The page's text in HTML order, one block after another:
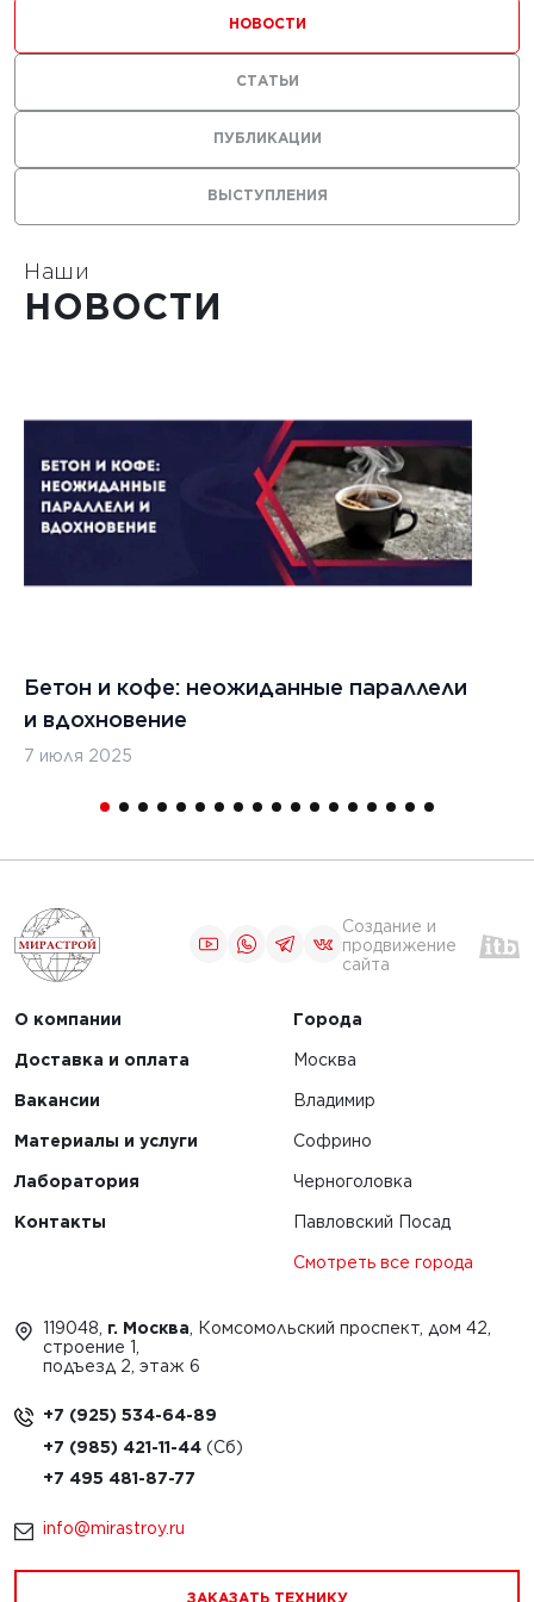
с
ВЫСТУПЛЕНИЯ
ПУБЛИКАЦИИ
НОВОСТИ
СТАТЬИ
Наши
НОВОСТИ
Бетон и кофе: неожиданные параллели
и вдохновение
7 июля 2025
Создание и
продвижение
сайта
О компании
Доставка и оплата
Вакансии
Материалы и услуги
Лаборатория
Контакты
Города
Москва
Владимир
Софрино
Черноголовка
Павловский Посад
Смотреть все города
119048, г. Москва , Комсомольский проспект, дом 42,
строение 1,
подъезд 2, этаж 6
+7 (925) 534-64-89
+7 (985) 421-11-44
+7 495 481-87-77
info@mirastroy.ru
ЗАКАЗАТЬ ТЕХНИКУ